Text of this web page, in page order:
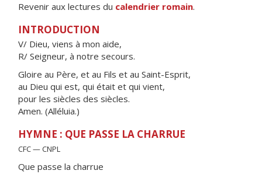
Revenir aux lectures du calendrier romain.
INTRODUCTION
V/ Dieu, viens à mon aide,
R/ Seigneur, à notre secours.
Gloire au Père, et au Fils et au Saint-Esprit,
au Dieu qui est, qui était et qui vient,
pour les siècles des siècles.
Amen. (Alléluia.)
HYMNE : QUE PASSE LA CHARRUE
CFC — CNPL
Que passe la charrue